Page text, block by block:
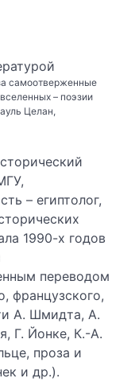
самоотверженные
– поэзии
Целан,
– египтолог,
1990-х годов
переводом
французского,
А. Шмидта, А.
Г. Йонке, К.-А.
проза и
и др.).